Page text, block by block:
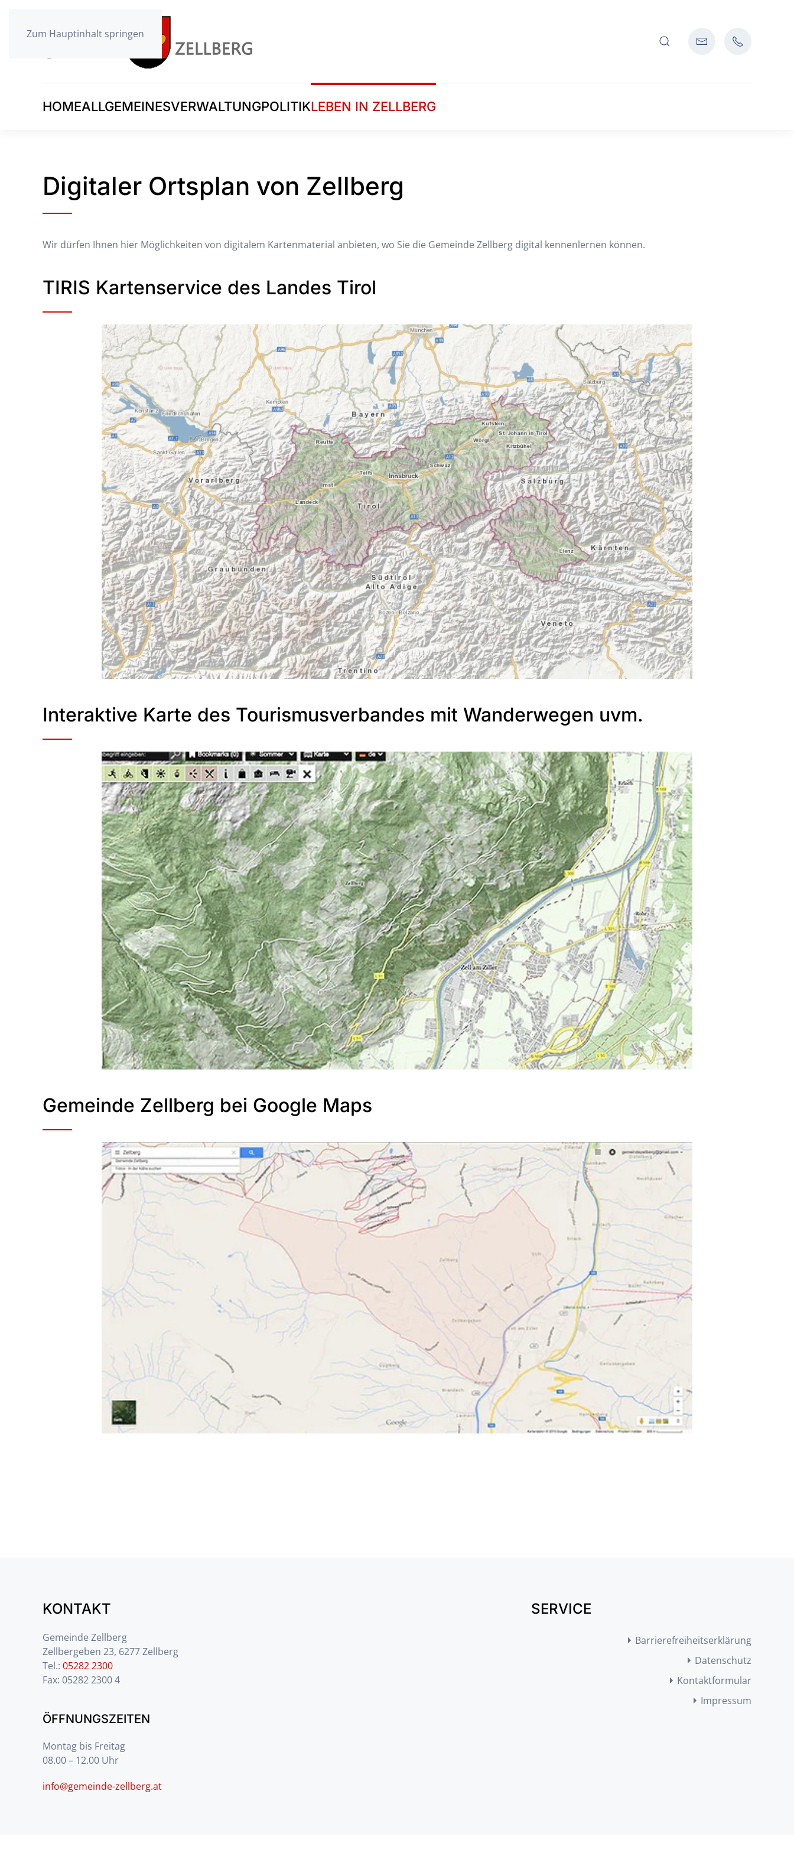
Zum Hauptinhalt springen
HOMEALLGEMEINESVERWALTUNGPOLITIKLEBEN IN ZELLBERG
Digitaler Ortsplan von Zellberg
Wir dürfen Ihnen hier Möglichkeiten von digitalem Kartenmaterial anbieten, wo Sie die Gemeinde Zellberg digital kennenlernen können.
TIRIS Kartenservice des Landes Tirol
Interaktive Karte des Tourismusverbandes mit Wanderwegen uvm.
Gemeinde Zellberg bei Google Maps
KONTAKT
Gemeinde Zellberg
Zellbergeben 23, 6277 Zellberg
Tel.: 05282 2300
Fax: 05282 2300 4
ÖFFNUNGSZEITEN
Montag bis Freitag
08.00 – 12.00 Uhr
info@gemeinde-zellberg.at
SERVICE
Barrierefreiheitserklärung
Datenschutz
Kontaktformular
Impressum